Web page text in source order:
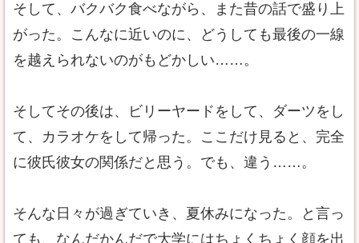
そして、バクバク食べながら、また昔の話で盛り上
がった。こんなに近いのに、どうしても最後の一線
を越えられないのがもどかしい……。
そしてその後は、ビリーヤードをして、ダーツをし
て、カラオケをして帰った。ここだけ見ると、完全
に彼氏彼女の関係だと思う。でも、違う……。
そんな日々が過ぎていき、夏休みになった。と言っ
ても、なんだかんだで大学にはちょくちょく顔を出